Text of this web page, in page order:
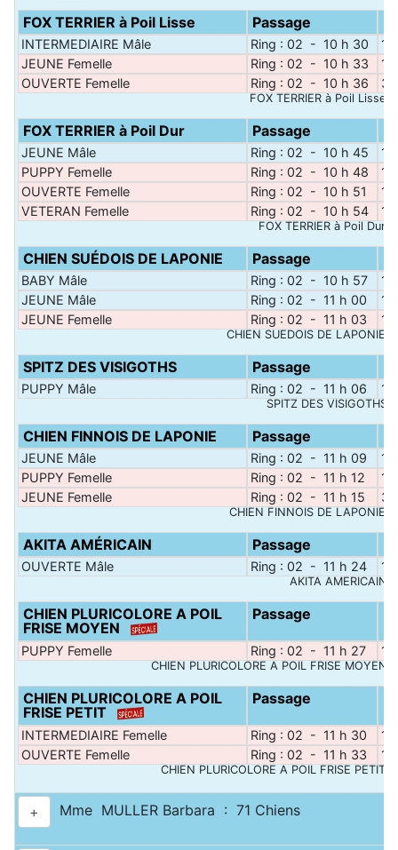
FOX TERRIER à Poil Lisse Passage
INTERMEDIAIRE Mâle Ring : 02 - 10 h 30
1
JEUNE Femelle
Ring : 02 - 10 h 33
1
OUVERTE Femelle
Ring : 02 - 10 h 36 3
FOX TERRIER à Poil Lisse
FOX TERRIER à Poil Dur Passage
JEUNE Mâle Ring : 02 - 10 h 45
1
PUPPY Femelle
Ring : 02 - 10 h 48
1
OUVERTE Femelle
Ring : 02 - 10 h 51
1
VETERAN Femelle
Ring : 02 - 10 h 54 1
FOX TERRIER à Poil Dur
CHIEN SUÉDOIS DE LAPONIE Passage
BABY Mâle Ring : 02 - 10 h 57
1
JEUNE Mâle
Ring : 02 - 11 h 00
1
JEUNE Femelle
Ring : 02 - 11 h 03 1
CHIEN SUÉDOIS DE LAPONIE
SPITZ DES VISIGOTHS Passage
PUPPY Mâle Ring : 02 - 11 h 06 1
SPITZ DES VISIGOTHS
CHIEN FINNOIS DE LAPONIE Passage
JEUNE Mâle Ring : 02 - 11 h 09
1
PUPPY Femelle
Ring : 02 - 11 h 12
1
JEUNE Femelle
Ring : 02 - 11 h 15 3
CHIEN FINNOIS DE LAPONIE
AKITA AMÉRICAIN Passage
OUVERTE Mâle Ring : 02 - 11 h 24 1
AKITA AMÉRICAIN
CHIEN PLURICOLORE A POIL
FRISE MOYEN
Passage
PUPPY Femelle Ring : 02 - 11 h 27 1
CHIEN PLURICOLORE A POIL FRISE MOYEN
CHIEN PLURICOLORE A POIL
FRISE PETIT
Passage
INTERMEDIAIRE Femelle Ring : 02 - 11 h 30
1
OUVERTE Femelle
Ring : 02 - 11 h 33 1
CHIEN PLURICOLORE A POIL FRISE PETIT
+ Mme MULLER Barbara : 71 Chiens